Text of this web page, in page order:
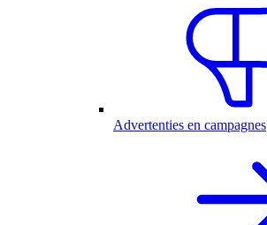
Advertenties en campagnes